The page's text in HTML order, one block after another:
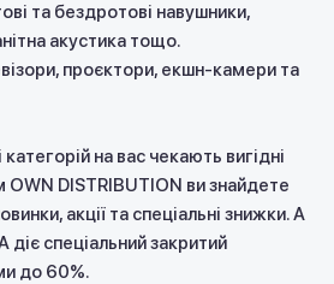
та бездротові навушники,
акустика тощо.
проєктори, екшн-камери та
на вас чекають вигідні
OWN DISTRIBUTION ви знайдете
акції та спеціальні знижки. А
діє спеціальний закритий
до 60%.